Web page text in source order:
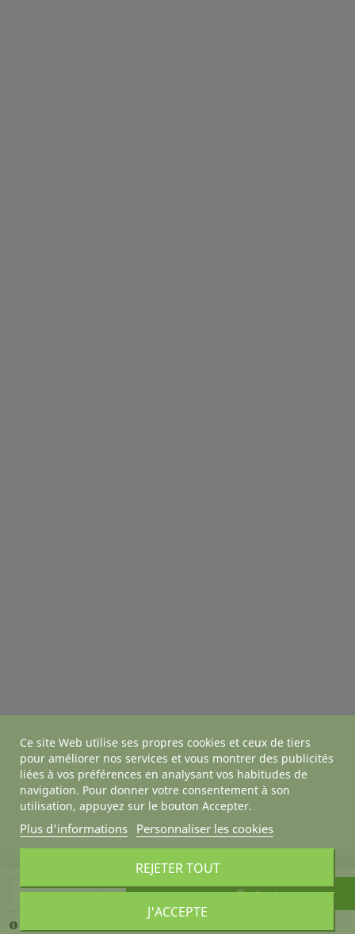
Ajouter au panier
Ce site Web utilise ses propres cookies et ceux de tiers
pour améliorer nos services et vous montrer des publicités
liées à vos préférences en analysant vos habitudes de
navigation. Pour donner votre consentement à son
utilisation, appuyez sur le bouton Accepter.
Plus d'informations Personnaliser les cookies
REJETER TOUT
J'ACCEPTE